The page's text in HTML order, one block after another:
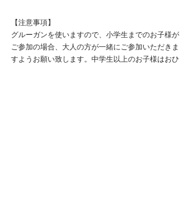
【注意事項】
グルーガンを使いますので、小学生までのお子様が
ご参加の場合、大人の方が一緒にご参加いただきま
すようお願い致します。中学生以上のお子様はおひ